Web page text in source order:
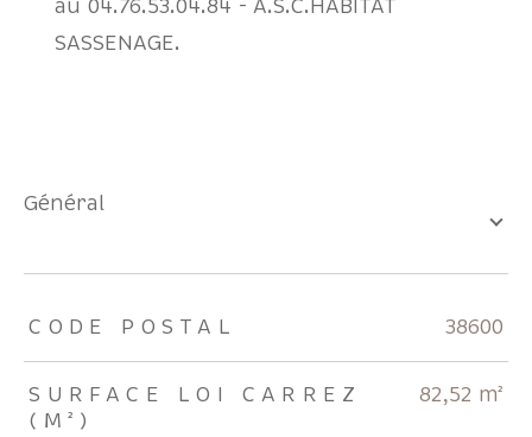
au 04.76.53.04.84 - A.S.C.HABITAT
SASSENAGE.
général
TRAD_ZEPHYR_Caracteristique TRAD_ZEPHYR_Valeurs
CODE POSTAL 38600
SURFACE LOI CARREZ
(M²)
82,52 m²